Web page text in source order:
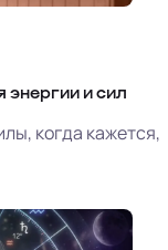
энергии и сил
когда кажется,